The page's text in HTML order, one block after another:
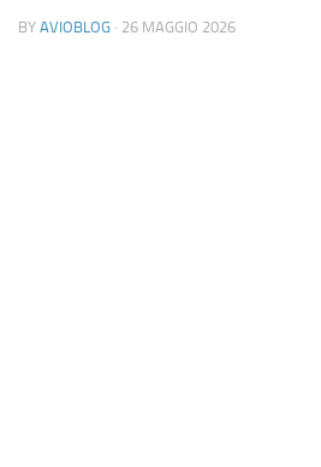
Prenota Voli
Incidenti e inconvenienti aerei
BY AVIOBLOG · 26 MAGGIO 2026